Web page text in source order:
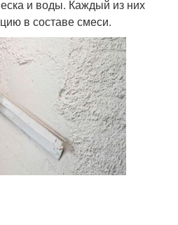
и воды. Каждый из них
в составе смеси.